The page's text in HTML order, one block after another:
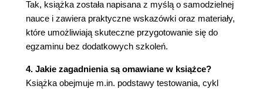
Zadania do rozdziału 4. 210
5. Zarządzanie testami 215
5.1. Organizacja testów 216
5.2. Planowanie i szacowanie testów 221
5.3. Monitorowanie testów i nadzór nad nimi 235
5.4. Zarządzanie konfiguracją 239
Tak, książka została napisana z myślą o samodzielnej
nauce i zawiera praktyczne wskazówki oraz materiały,
które umożliwiają skuteczne przygotowanie się do
egzaminu bez dodatkowych szkoleń.
4. Jakie zagadnienia są omawiane w książce?
Książka obejmuje m.in. podstawy testowania, cykl